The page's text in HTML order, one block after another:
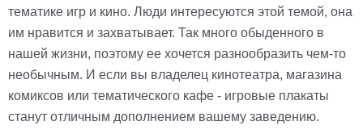
тематике игр и кино. Люди интересуются этой темой, она
им нравится и захватывает. Так много обыденного в
нашей жизни, поэтому ее хочется разнообразить чем-то
необычным. И если вы владелец кинотеатра, магазина
комиксов или тематического кафе - игровые плакаты
станут отличным дополнением вашему заведению.